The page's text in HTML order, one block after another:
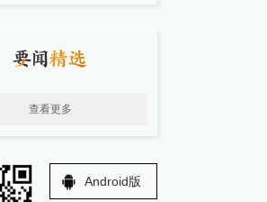
查看更多
Android版